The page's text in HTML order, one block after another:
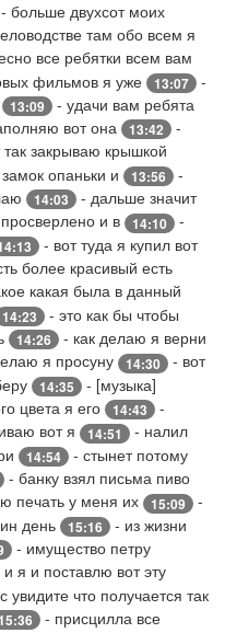
- больше двухсот моих
там обо всем я
все ребятки всем вам
фильмов я уже 13:07
-
13:09
- удачи вам ребята
вот она 13:42
-
так закрываю крышкой
опаньки и 13:56
-
14:03 - дальше значит
и в 14:10
-
- вот туда я купил вот
более красивый есть
какая была в данный
14:23
- это как бы чтобы
14:26
- как делаю я верни
я просуну 14:30
- вот
14:35 - [музыка]
цвета я его 14:43
-
вот я
14:51
- налил
14:54
- стынет потому
- банку взял письма пиво
печать у меня их 15:09
-
день
15:16
- из жизни
- имущество петру
и я и поставлю вот эту
увидите что получается так
- присцилла все